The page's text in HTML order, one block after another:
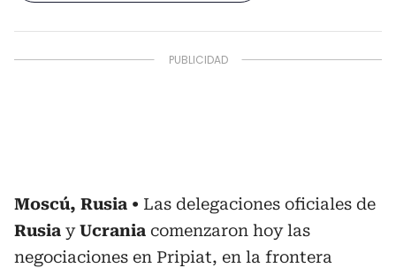
Moscú, Rusia
Las delegaciones oficiales de
Rusia yUcrania comenzaron hoy las
negociaciones en Pripiat, en la frontera